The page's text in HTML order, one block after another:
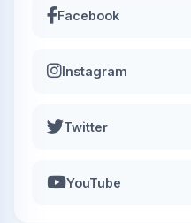
Facebook
Instagram
Twitter
YouTube